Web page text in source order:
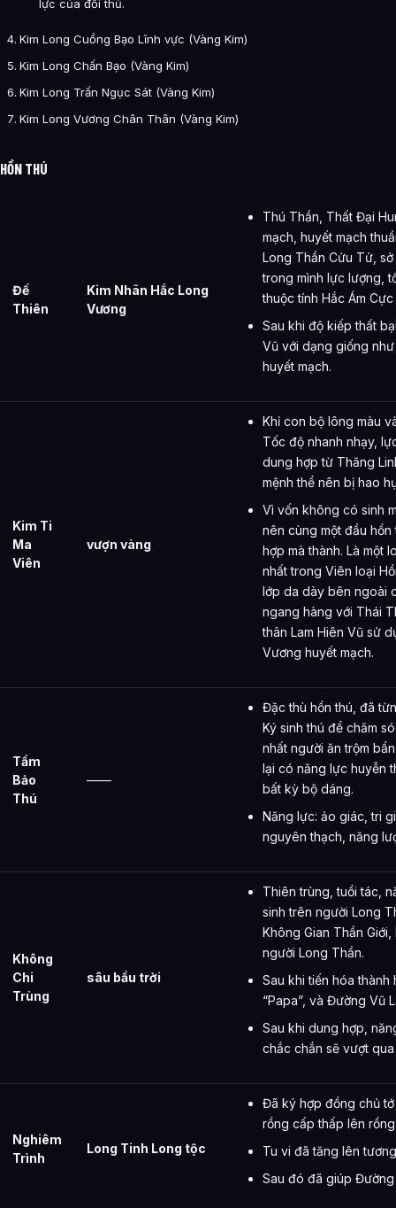
lực của đối thủ.
Kim Long Cuồng Bạo Lĩnh vực (Vàng Kim)
Kim Long Chấn Bạo (Vàng Kim)
Kim Long Trấn Ngục Sát (Vàng Kim)
Kim Long Vương Chân Thân (Vàng Kim)
HỒN THÚ
Đế
Thiên
Kim Nhãn Hắc Long
Vương
Thú Thần, Thất Đại
mạch, huyết mạch
Long Thần Cửu Tử, sở
trong mình lực lượng,
thuộc tính Hắc Ám Cực
Sau khi độ kiếp thất
Vũ với dạng giống
huyết mạch.
Kim Ti
Ma
Viên
vượn vàng
Khỉ con bộ lông màu
Tốc độ nhanh nhạy,
dung hợp từ Thăng
mệnh thể nên bị hao
Vì vốn không có sinh
nên cùng một đầu hồn
hợp mà thành. Là một
nhất trong Viên loại
lớp da dày bên ngoài
ngang hàng với Thái
thân Lam Hiên Vũ sử
Vương huyết mạch.
Tầm
Bảo
Thú
——
Đặc thù hồn thú, đã
Ký sinh thú để chăm
nhất người ăn trộm
lại có năng lực huyễn
bất kỳ bộ dáng.
Năng lực: ảo giác, tri
nguyên thạch, năng
Không
Chi
Trùng
sâu bầu trời
Thiên trùng, tuổi tác,
sinh trên người Long
Không Gian Thần
người Long Thần.
Sau khi tiến hóa
“Papa”, và Đường Vũ
Sau khi dung hợp,
chắc chắn sẽ vượt
Nghiêm
Trình
Long Tinh Long tộc
Đã ký hợp đồng chủ
rồng cấp thấp lên
Tu vi đã tăng lên
Sau đó đã giúp